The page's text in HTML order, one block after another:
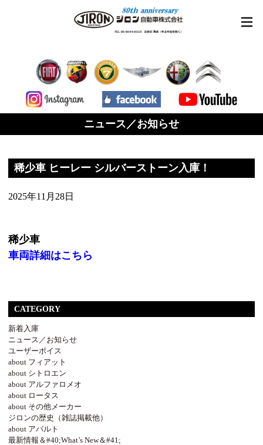
ニュース／お知らせ
稀少車 ヒーレー シルバーストーン入庫！
2025年11月28日
稀少車
車両詳細はこちら
CATEGORY
新着入庫
ニュース／お知らせ
ユーザーボイス
about フィアット
about シトロエン
about アルファロメオ
about ロータス
about その他メーカー
ジロンの歴史（雑誌掲載他）
about アバルト
最新情報＆#40;What’s New＆#41;